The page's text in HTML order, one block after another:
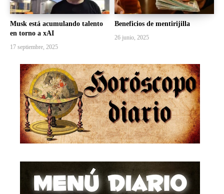
Musk está acumulando talento
en torno a xAI
17 septiembre, 2025
Beneficios de mentirijilla
26 junio, 2025